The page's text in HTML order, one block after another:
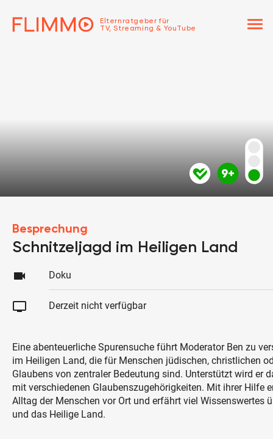
Elternratgeber für
TV, Streaming & YouTube
menu
Besprechung
Schnitzeljagd im Heiligen Land
videocam Doku
tv Derzeit nicht verfügbar
Eine abenteuerliche Spurensuche führt Moderator Ben zu
im Heiligen Land, die für Menschen jüdischen, christlichen
Glaubens von zentraler Bedeutung sind. Unterstützt wird er
mit verschiedenen Glaubenszugehörigkeiten. Mit ihrer Hilfe
Alltag der Menschen vor Ort und erfährt viel Wissenswertes
und das Heilige Land.